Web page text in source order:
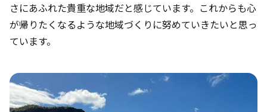
さにあふれた貴重な地域だと感じています。これからも心
が帰りたくなるような地域づくりに努めていきたいと思っ
ています。